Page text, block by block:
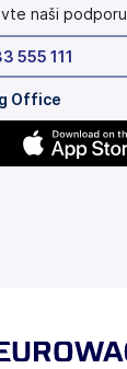
naši podporu
555 111
Office